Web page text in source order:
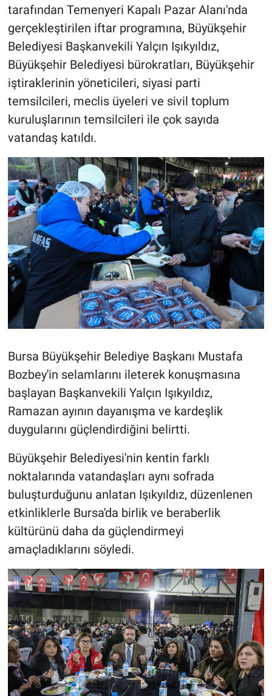
tarafından Temenyeri Kapalı Pazar Alanı'nda
gerçekleştirilen iftar programına, Büyükşehir
Belediyesi Başkanvekili Yalçın Işıkyıldız,
Büyükşehir Belediyesi bürokratları, Büyükşehir
iştiraklerinin yöneticileri, siyasi parti
temsilcileri, meclis üyeleri ve sivil toplum
kuruluşlarının temsilcileri ile çok sayıda
vatandaş katıldı.
Bursa Büyükşehir Belediye Başkanı Mustafa
Bozbey'in selamlarını ileterek konuşmasına
başlayan Başkanvekili Yalçın Işıkyıldız,
Ramazan ayının dayanışma ve kardeşlik
duygularını güçlendirdiğini belirtti.
Büyükşehir Belediyesi'nin kentin farklı
noktalarında vatandaşları aynı sofrada
buluşturduğunu anlatan Işıkyıldız, düzenlenen
etkinliklerle Bursa'da birlik ve beraberlik
kültürünü daha da güçlendirmeyi
amaçladıklarını söyledi.